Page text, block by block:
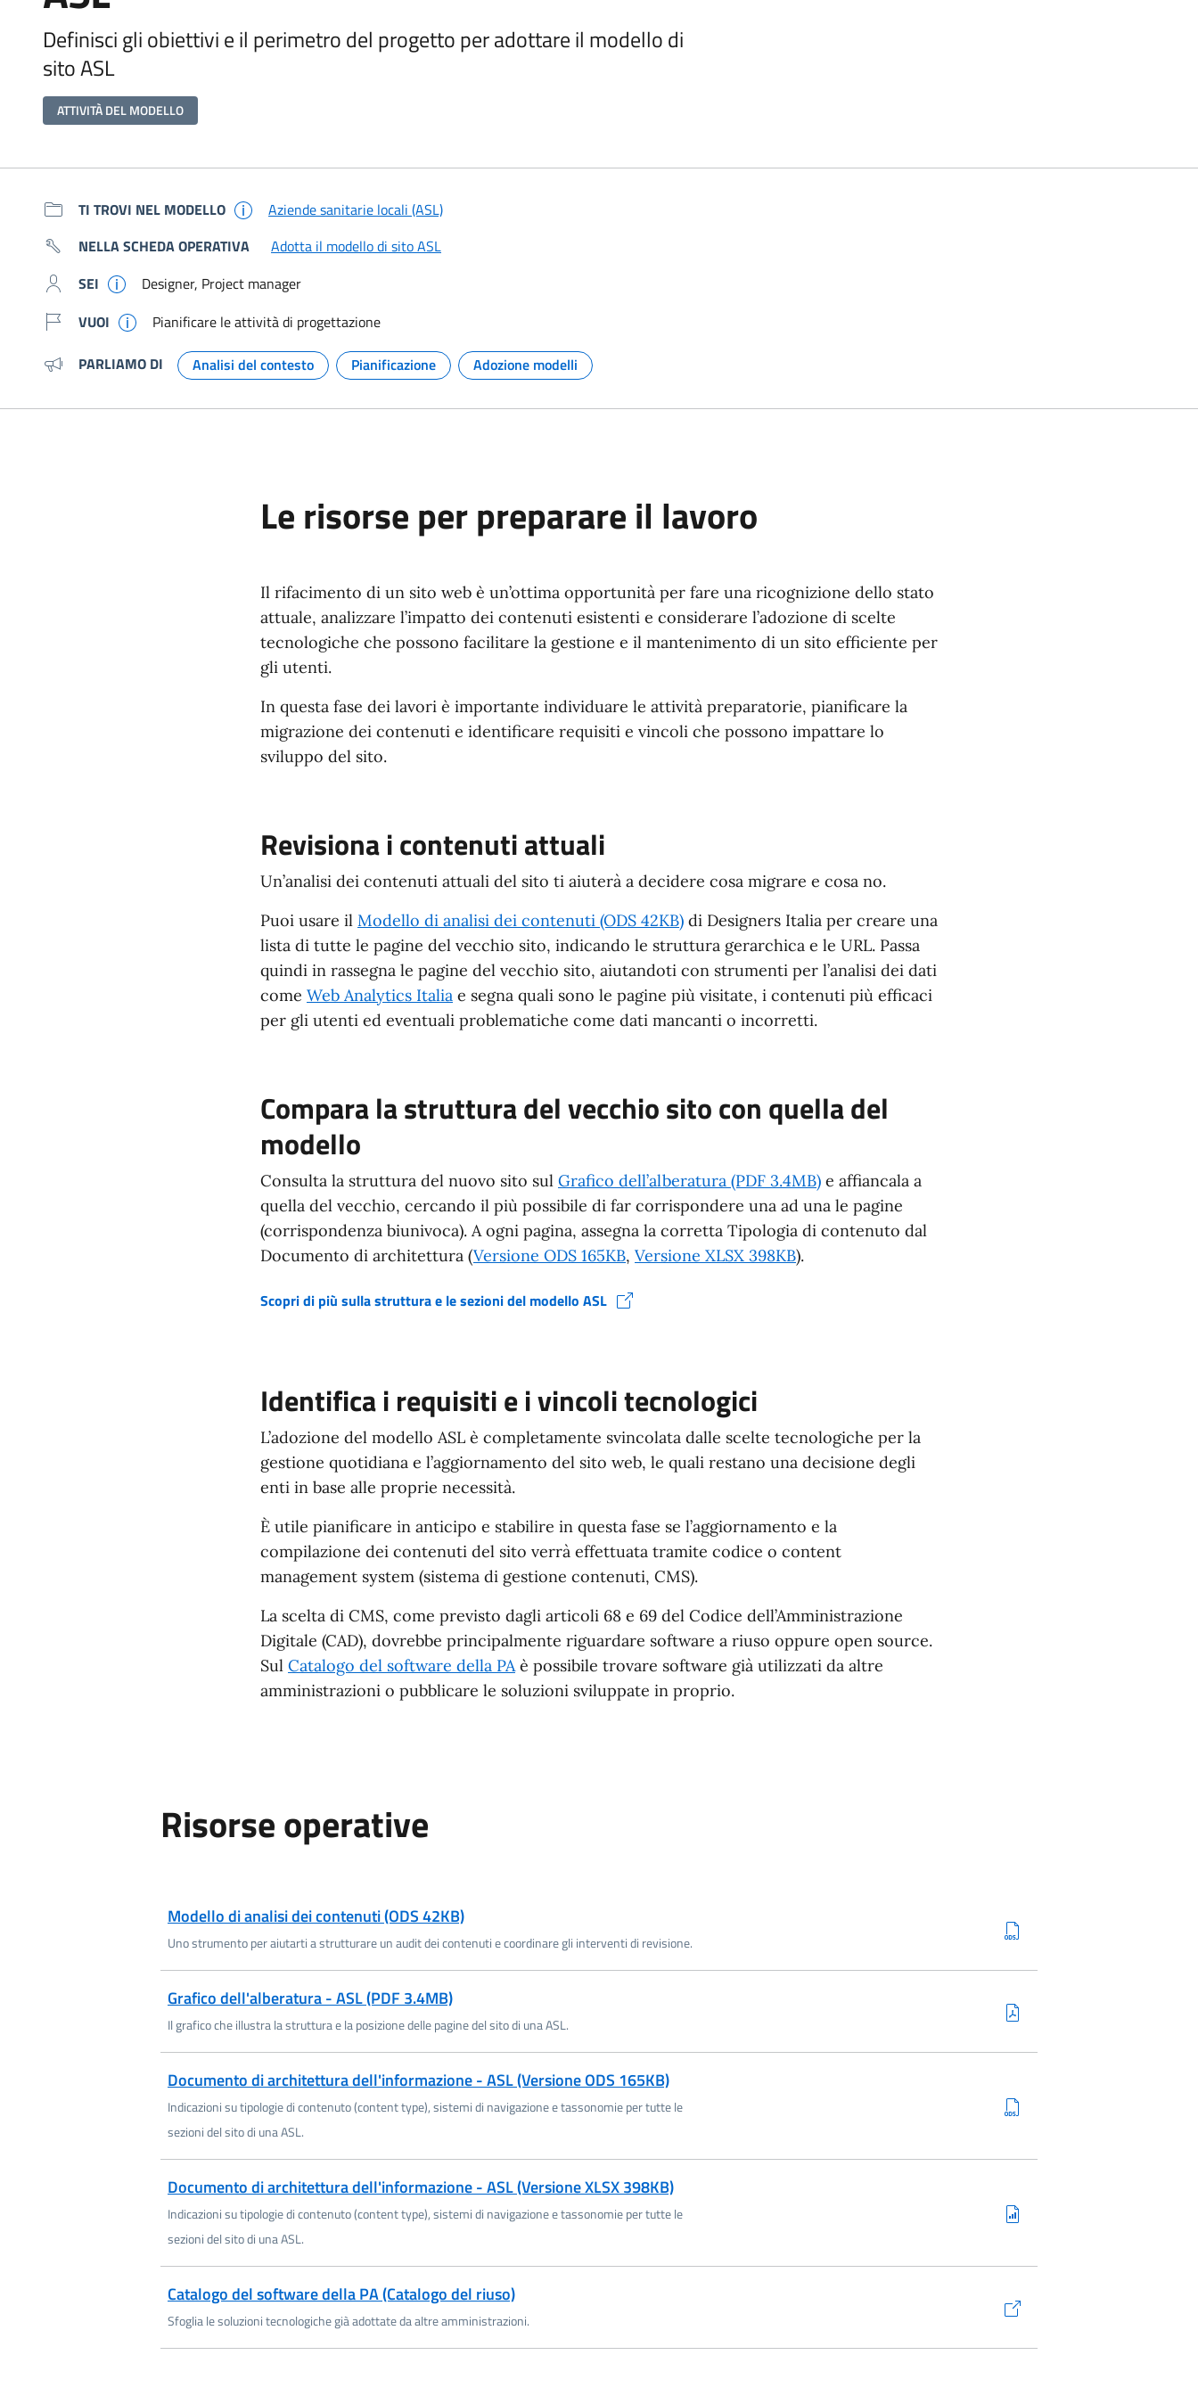
Definisci gli obiettivi e il perimetro del progetto per adottare il modello di
sito ASL
ATTIVITÀ DEL MODELLO
Metadati e link per approfondire
TI TROVI NEL MODELLO
Aziende sanitarie locali (ASL)
NELLA SCHEDA OPERATIVA
Adotta il modello di sito ASL
SEI
Designer, Project manager
VUOI
Pianificare le attività di progettazione
PARLIAMO DI
Argomento:
Analisi del contesto
Argomento:
Pianificazione
Argomento:
Adozione modelli
Le risorse per preparare il lavoro
Il rifacimento di un sito web è un’ottima opportunità per fare una ricognizione dello stato
attuale, analizzare l’impatto dei contenuti esistenti e considerare l’adozione di scelte
tecnologiche che possono facilitare la gestione e il mantenimento di un sito efficiente per
gli utenti.
In questa fase dei lavori è importante individuare le attività preparatorie, pianificare la
migrazione dei contenuti e identificare requisiti e vincoli che possono impattare lo
sviluppo del sito.
Revisiona i contenuti attuali
Un’analisi dei contenuti attuali del sito ti aiuterà a decidere cosa migrare e cosa no.
Puoi usare il Modello di analisi dei contenuti (ODS 42KB) di Designers Italia per creare una
lista di tutte le pagine del vecchio sito, indicando le struttura gerarchica e le URL. Passa
quindi in rassegna le pagine del vecchio sito, aiutandoti con strumenti per l’analisi dei dati
come Web Analytics Italia e segna quali sono le pagine più visitate, i contenuti più efficaci
per gli utenti ed eventuali problematiche come dati mancanti o incorretti.
Compara la struttura del vecchio sito con quella del
modello
Consulta la struttura del nuovo sito sul Grafico dell’alberatura (PDF 3.4MB) e affiancala a
quella del vecchio, cercando il più possibile di far corrispondere una ad una le pagine
(corrispondenza biunivoca). A ogni pagina, assegna la corretta Tipologia di contenuto dal
Documento di architettura (Versione ODS 165KB, Versione XLSX 398KB).
Scopri di più sulla struttura e le sezioni del modello ASL
(si apre in una nuova finestra)
Identifica i requisiti e i vincoli tecnologici
L’adozione del modello ASL è completamente svincolata dalle scelte tecnologiche per la
gestione quotidiana e l’aggiornamento del sito web, le quali restano una decisione degli
enti in base alle proprie necessità.
È utile pianificare in anticipo e stabilire in questa fase se l’aggiornamento e la
compilazione dei contenuti del sito verrà effettuata tramite codice o content
management system (sistema di gestione contenuti, CMS).
La scelta di CMS, come previsto dagli articoli 68 e 69 del Codice dell’Amministrazione
Digitale (CAD), dovrebbe principalmente riguardare software a riuso oppure open source.
Sul Catalogo del software della PAè possibile trovare software già utilizzati da altre
amministrazioni o pubblicare le soluzioni sviluppate in proprio.
Risorse operative
Scarica ODS
Modello di analisi dei contenuti (ODS 42KB)
Uno strumento per aiutarti a strutturare un audit dei contenuti e coordinare gli interventi di revisione.
Grafico dell'alberatura - ASL (PDF 3.4MB)(si apre in una nuova finestra)
Il grafico che illustra la struttura e la posizione delle pagine del sito di una ASL.
Scarica ODS
Documento di architettura dell'informazione - ASL (Versione ODS 165KB)
Indicazioni su tipologie di contenuto (content type), sistemi di navigazione e tassonomie per tutte le
sezioni del sito di una ASL.
Scarica XLSX
Documento di architettura dell'informazione - ASL (Versione XLSX 398KB)
Indicazioni su tipologie di contenuto (content type), sistemi di navigazione e tassonomie per tutte le
sezioni del sito di una ASL.
Catalogo del software della PA (Catalogo del riuso)(si apre in una nuova finestra)
Sfoglia le soluzioni tecnologiche già adottate da altre amministrazioni.